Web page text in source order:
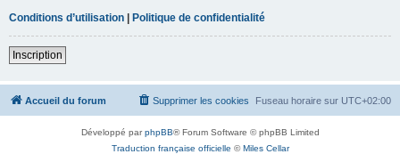
Conditions d’utilisation | Politique de confidentialité
Inscription
Accueil du forum Fuseau horaire sur UTC+02:00
Supprimer les cookies
Développé parphpBB® Forum Software © phpBB Limited
Traduction française officielle ©Miles Cellar